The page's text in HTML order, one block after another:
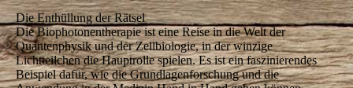
Die Enthüllung der Rätsel
Die Biophotonentherapie ist eine Reise in die Welt der
Quantenphysik und der Zellbiologie, in der winzige
Lichtteilchen die Hauptrolle spielen. Es ist ein faszinierendes
Beispiel dafür, wie die Grundlagenforschung und die